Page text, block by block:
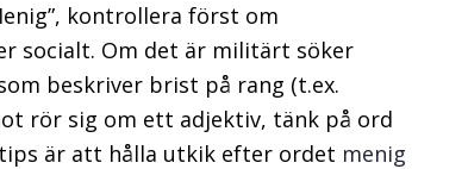
kontrollera först om
socialt. Om det är militärt söker
beskriver brist på rang (t.ex.
rör sig om ett adjektiv, tänk på ord
är att hålla utkik efter ordet menig